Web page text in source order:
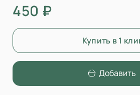
450 ₽
Купить в 1
Добавить